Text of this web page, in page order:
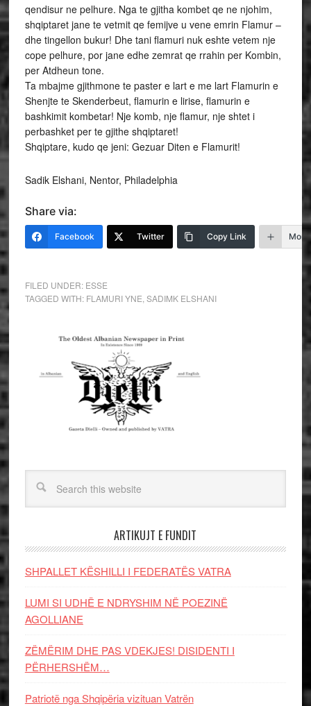
qendisur ne pelhure. Nga te gjitha kombet qe ne njohim,
shqiptaret jane te vetmit qe femijve u vene emrin Flamur –
dhe tingellon bukur! Dhe tani flamuri nuk eshte vetem nje
cope pelhure, por jane edhe zemrat qe rrahin per Kombin,
per Atdheun tone.
Ta mbajme gjithmone te paster e lart e me lart Flamurin e
Shenjte te Skenderbeut, flamurin e lirise, flamurin e
bashkimit kombetar! Nje komb, nje flamur, nje shtet i
perbashket per te gjithe shqiptaret!
Shqiptare, kudo qe jeni: Gezuar Diten e Flamurit!
Sadik Elshani, Nentor, Philadelphia
Share via:
Facebook Twitter Copy Link More
FILED UNDER: ESSE
TAGGED WITH: FLAMURI YNE SADIMK ELSHANI
ARTIKUJT E FUNDIT
SHPALLET KËSHILLI I FEDERATËS VATRA
LUMI SI UDHË E NDRYSHIM NË POEZINË
AGOLLIANE
ZËMËRIM DHE PAS VDEKJES! DISIDENTI I
PËRHERSHËM…
Patriotë nga Shqipëria vizituan Vatrën